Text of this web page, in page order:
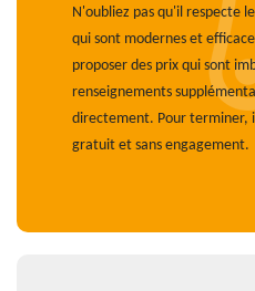
N'oubliez pas qu'il respecte
qui sont modernes et
proposer des prix qui sont
renseignements
directement. Pour terminer,
gratuit et sans engagement.